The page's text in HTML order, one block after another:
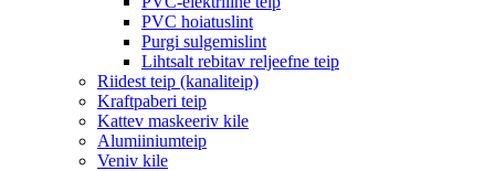
PVC hoiatuslint
Purgi sulgemislint
Lihtsalt rebitav reljeefne teip
Riidest teip (kanaliteip)
Kraftpaberi teip
Kattev maskeeriv kile
Alumiiniumteip
Veniv kile